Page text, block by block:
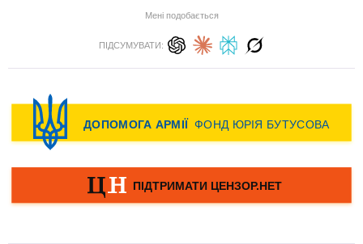
Мені подобається
ПІДСУМУВАТИ: